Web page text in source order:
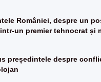
României, despre un
un premier tehnocrat și
președintele despre